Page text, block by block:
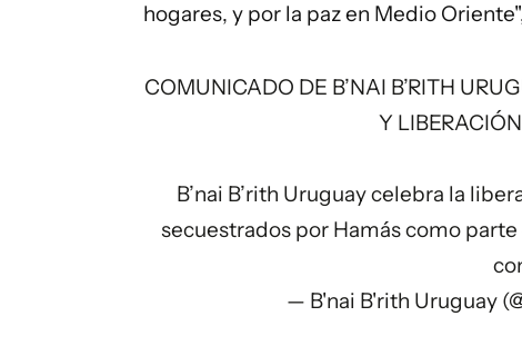
hogares, y por la paz en Medio
COMUNICADO DE B’NAI B’RITH
Y
B’nai B’rith Uruguay celebra la
secuestrados por Hamás como
— B'nai B'rith Uruguay